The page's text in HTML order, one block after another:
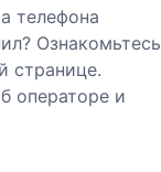
телефона
Ознакомьтесь
странице.
операторе и